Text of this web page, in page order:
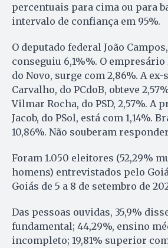
percentuais para cima ou para
intervalo de confiança em 95%.
O deputado federal João
conseguiu 6,1%%. O
do Novo, surge com 2,86%. A
Carvalho, do PCdoB, obteve
Vilmar Rocha, do PSD, 2,57%. A
Jacob, do PSol, está com 1,14%.
10,86%. Não souberam
Foram 1.050 eleitores (52,29%
homens) entrevistados pelo
Goiás de 5 a 8 de setembro de
Das pessoas ouvidas, 35,9%
fundamental; 44,29%, ensino
incompleto; 19,81% superior